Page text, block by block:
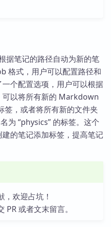
据笔记的路径自动为新的笔
格式，用户可以配置路径和
个配置选项，用户可以根据
可以将所有新的 Markdown
签，或者将所有新的文件夹
为 “physics” 的标签。这个
的笔记添加标签，提高笔记
欢迎占坑！
或者文末留言。